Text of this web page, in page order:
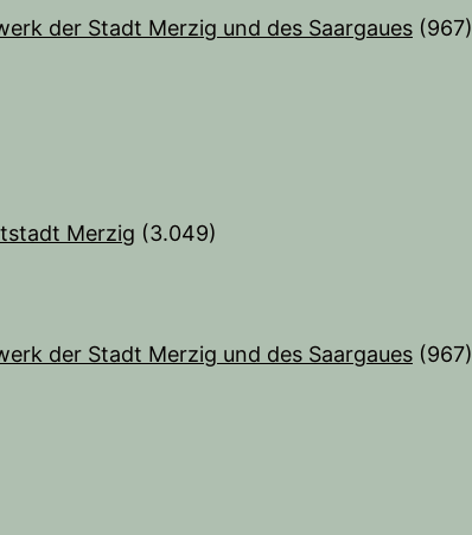
der Stadt Merzig und des Saargaues (967)
Merzig (3.049)
der Stadt Merzig und des Saargaues (967)